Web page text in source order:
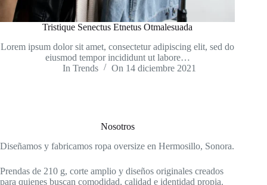
Tristique Senectus Etnetus Otmalesuada
Lorem ipsum dolor sit amet, consectetur adipiscing elit, sed do
eiusmod tempor incididunt ut labore…
In Trends On 14 diciembre 2021
Nosotros
Diseñamos y fabricamos ropa oversize en Hermosillo, Sonora.
Prendas de 210 g, corte amplio y diseños originales creados
para quienes buscan comodidad, calidad e identidad propia.